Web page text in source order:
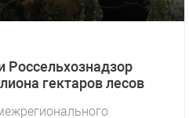
Россельхознадзор
гектаров лесов